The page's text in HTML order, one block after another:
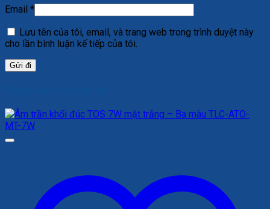
Email *
Lưu tên của tôi, email, và trang web trong trình duyệt này
cho lần bình luận kế tiếp của tôi.